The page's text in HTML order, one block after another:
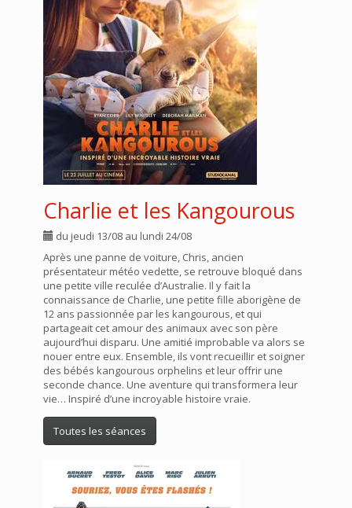
Charlie et les Kangourous
du jeudi 13/08 au lundi 24/08
Après une panne de voiture, Chris, ancien
présentateur météo vedette, se retrouve bloqué dans
une petite ville reculée d’Australie. Il y fait la
connaissance de Charlie, une petite fille aborigène de
12 ans passionnée par les kangourous, et qui
partageait cet amour des animaux avec son père
aujourd’hui disparu. Une amitié improbable va alors se
nouer entre eux. Ensemble, ils vont recueillir et soigner
des bébés kangourous orphelins et leur offrir une
seconde chance. Une aventure qui transformera leur
vie… Inspiré d’une incroyable histoire vraie.
Toutes les séances